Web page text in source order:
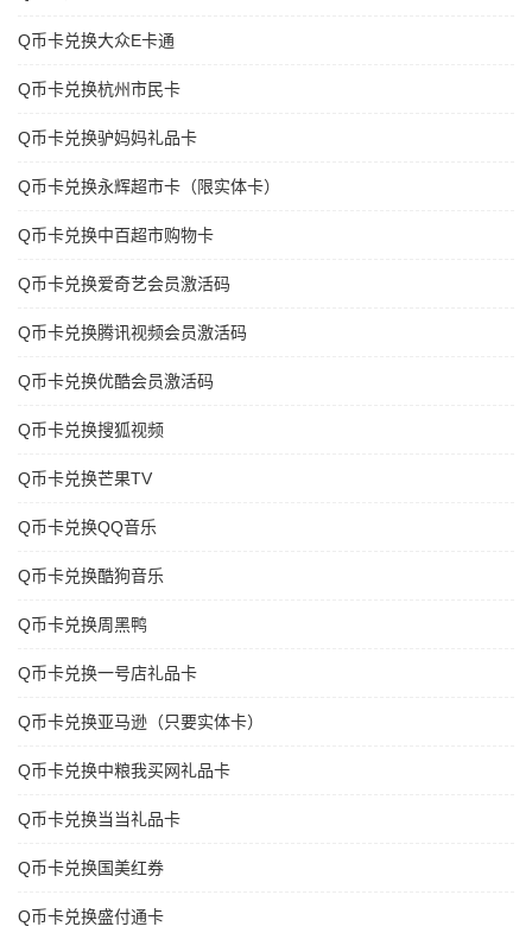
Q币卡兑换大众E卡通
Q币卡兑换杭州市民卡
Q币卡兑换驴妈妈礼品卡
Q币卡兑换永辉超市卡（限实体卡）
Q币卡兑换中百超市购物卡
Q币卡兑换爱奇艺会员激活码
Q币卡兑换腾讯视频会员激活码
Q币卡兑换优酷会员激活码
Q币卡兑换搜狐视频
Q币卡兑换芒果TV
Q币卡兑换QQ音乐
Q币卡兑换酷狗音乐
Q币卡兑换周黑鸭
Q币卡兑换一号店礼品卡
Q币卡兑换亚马逊（只要实体卡）
Q币卡兑换中粮我买网礼品卡
Q币卡兑换当当礼品卡
Q币卡兑换国美红券
Q币卡兑换盛付通卡